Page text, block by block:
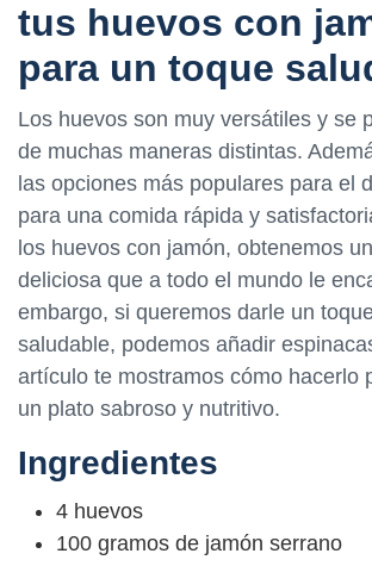
tus huevos con
para un toque
Los huevos son muy versátiles y se
de muchas maneras distintas.
las opciones más populares para el
para una comida rápida y
los huevos con jamón, obtenemos
deliciosa que a todo el mundo le
embargo, si queremos darle un
saludable, podemos añadir
artículo te mostramos cómo hacerlo
un plato sabroso y nutritivo.
Ingredientes
4 huevos
100 gramos de jamón serrano